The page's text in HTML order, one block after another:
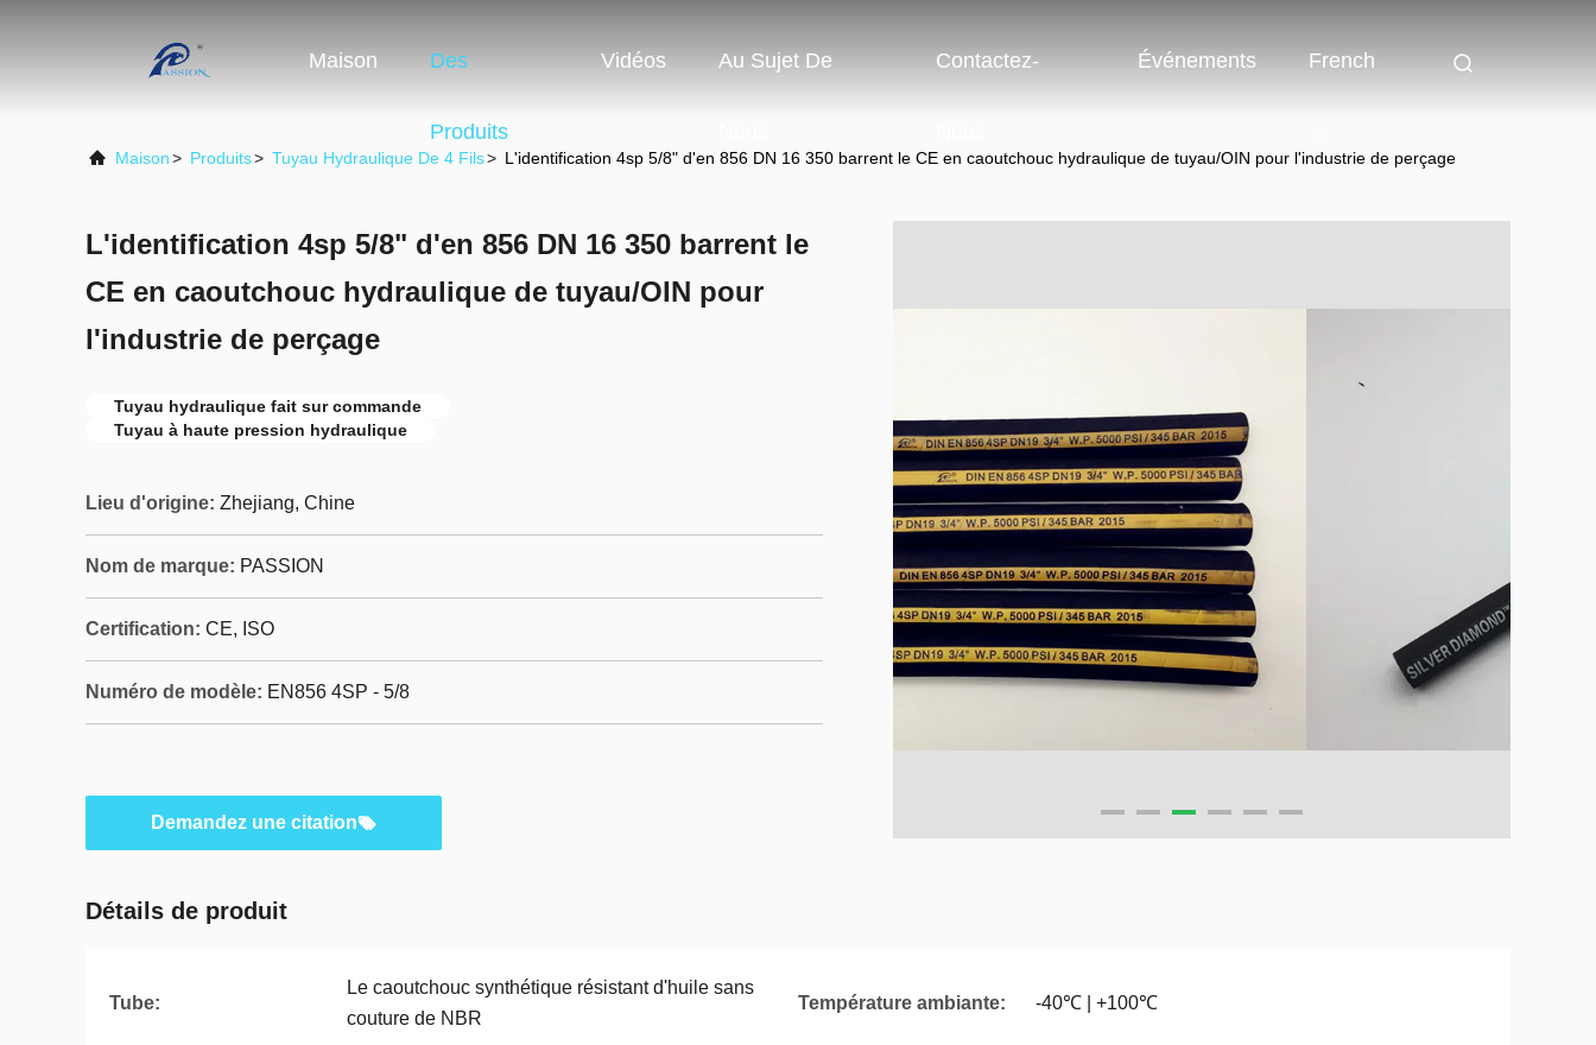
Maison Des
Produits
Vidéos Au Sujet De Contactez- Événements French
Maison> Produits> Tuyau Hydraulique De 4 Fils> L'identification 4sp 5/8" d'en 856 DN 16 350 barrent le CE en caoutchouc hydraulique de tuyau/OIN pour l'industrie de perçage
L'identification 4sp 5/8" d'en 856 DN 16 350 barrent le
CE en caoutchouc hydraulique de tuyau/OIN pour
l'industrie de perçage
Tuyau hydraulique fait sur commande
Tuyau à haute pression hydraulique
Lieu d'origine: Zhejiang, Chine
Nom de marque: PASSION
Certification: CE, ISO
Numéro de modèle: EN856 4SP - 5/8
Demandez une citation
Détails de produit
Tube:
Le caoutchouc synthétique résistant d'huile sans
couture de NBR
Température ambiante: -40℃ | +100℃